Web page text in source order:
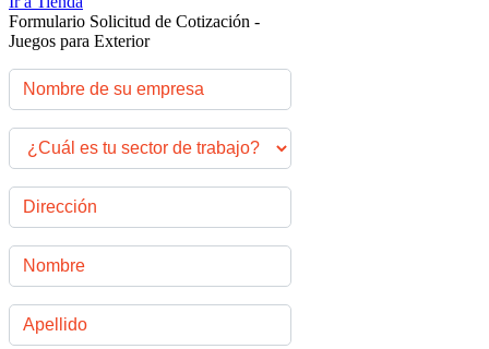
Formulario Solicitud de Cotización -
Juegos para Exterior